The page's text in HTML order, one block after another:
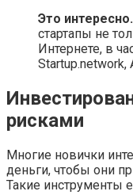
Это интересно.
стартапы не
Интернете, в
Startup.network,
рисками
Многие новички
деньги, чтобы они
Такие инструменты